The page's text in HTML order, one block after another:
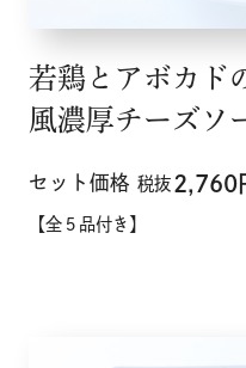
若鶏とアボカ
風濃厚チーズソ
セット価格 税抜 2,760
【全５品付き】